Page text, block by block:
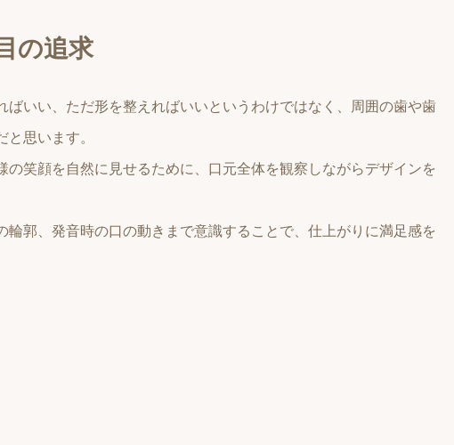
の追求
ばいい、ただ形を整えればいいというわけではなく、周囲の歯や歯
と思います。
の笑顔を自然に見せるために、口元全体を観察しながらデザインを
輪郭、発音時の口の動きまで意識することで、仕上がりに満足感を